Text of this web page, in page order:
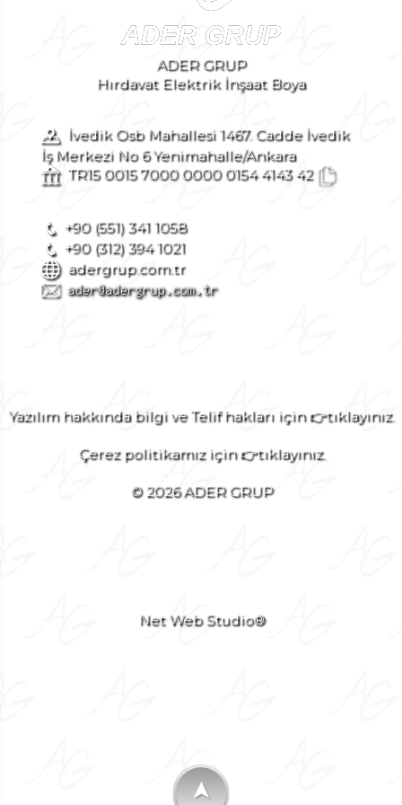
ADER GRUP
Hırdavat Elektrik İnşaat Boya
İvedik Osb Mahallesi 1467. Cadde İvedik
İş Merkezi No 6 Yenimahalle/Ankara
TR15 0015 7000 0000 0154 4143 42
+90 (551) 341 1058
+90 (312) 394 1021
adergrup.com.tr
Yazılım hakkında bilgi ve Telif hakları için 👉tıklayınız.
Çerez politikamız için 👉tıklayınız.
© 2026 ADER GRUP
Net Web Studio®
➤